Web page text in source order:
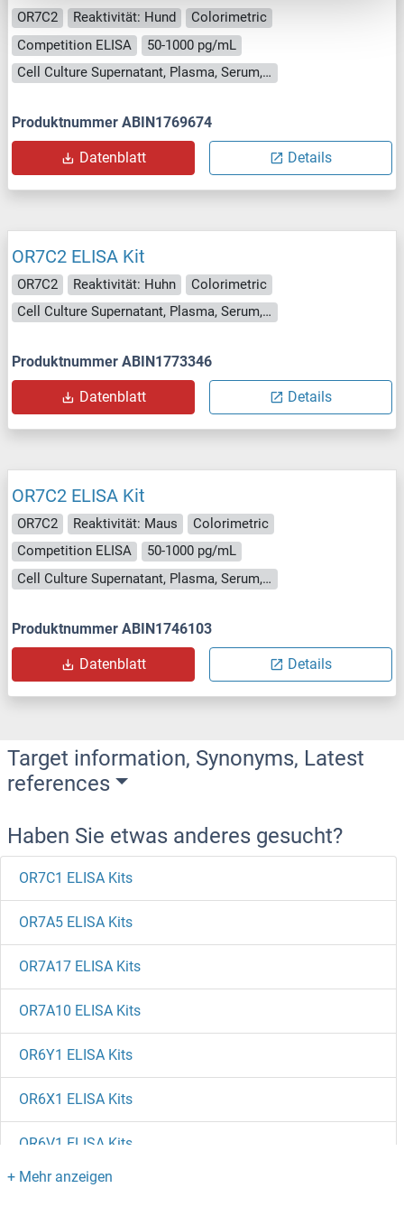
OR7C2 Reaktivität: Hund
Colorimetric
Competition ELISA
50-1000 pg/mL
Cell Culture Supernatant, Plasma, Serum, Tissue Homogenate
Produktnummer ABIN1769674
Datenblatt Details
OR7C2 ELISA Kit
OR7C2 Reaktivität: Huhn
Colorimetric
Cell Culture Supernatant, Plasma, Serum, Tissue Homogenate
Produktnummer ABIN1773346
Datenblatt Details
OR7C2 ELISA Kit
OR7C2 Reaktivität: Maus
Colorimetric
Competition ELISA
50-1000 pg/mL
Cell Culture Supernatant, Plasma, Serum, Tissue Homogenate
Produktnummer ABIN1746103
Datenblatt Details
Target information, Synonyms, Latest
references
Haben Sie etwas anderes gesucht?
OR7C1 ELISA Kits
OR7A5 ELISA Kits
OR7A17 ELISA Kits
OR7A10 ELISA Kits
OR6Y1 ELISA Kits
OR6X1 ELISA Kits
OR6V1 ELISA Kits
OR6T1 ELISA Kits